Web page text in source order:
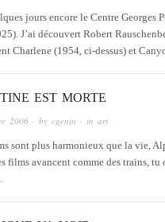
jours encore le Centre Georges
J’ai découvert Robert
Charlene (1954, ci-dessus) et
EST MORTE
2006 · by cgenin · in art
sont plus harmonieux que la vie,
films avancent comme des trains, tu